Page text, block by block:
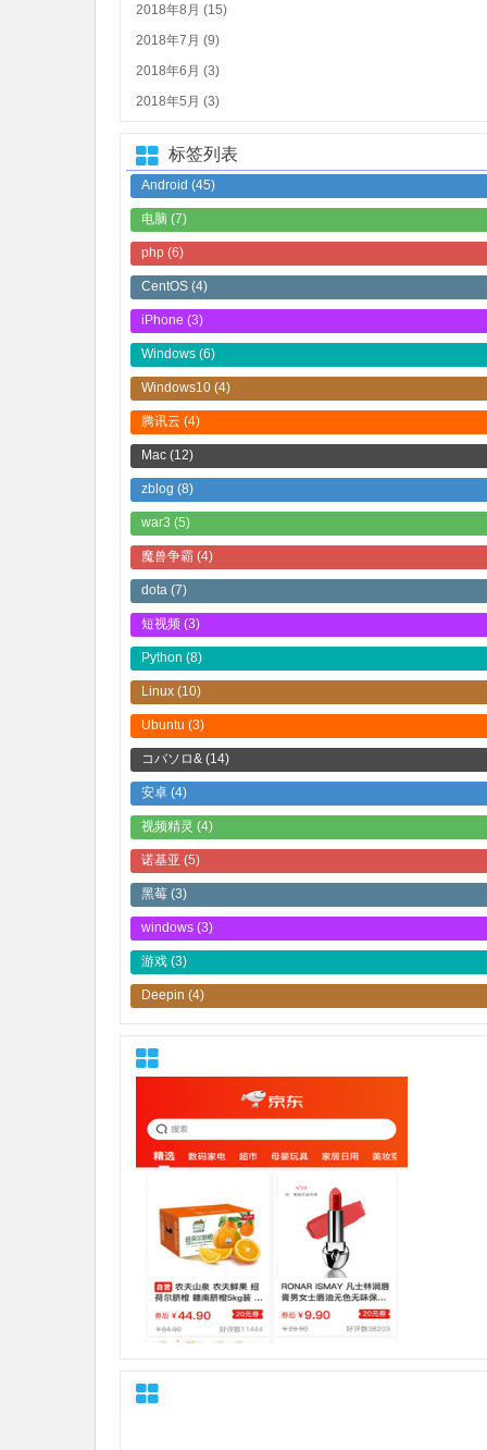
2018年8月 (15)
2018年7月 (9)
2018年6月 (3)
2018年5月 (3)
标签列表
Android (45)
电脑 (7)
php (6)
CentOS (4)
iPhone (3)
Windows (6)
Windows10 (4)
腾讯云 (4)
Mac (12)
zblog (8)
war3 (5)
魔兽争霸 (4)
dota (7)
短视频 (3)
Python (8)
Linux (10)
Ubuntu (3)
コバソロ& (14)
安卓 (4)
视频精灵 (4)
诺基亚 (5)
黑莓 (3)
windows (3)
游戏 (3)
Deepin (4)